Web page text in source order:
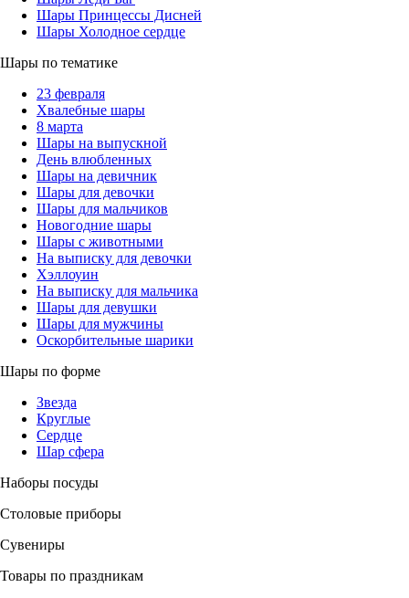
Шары Принцессы Дисней
Шары Холодное сердце
Шары по тематике
23 февраля
Хвалебные шары
8 марта
Шары на выпускной
День влюбленных
Шары на девичник
Шары для девочки
Шары для мальчиков
Новогодние шары
Шары с животными
На выписку для девочки
Хэллоуин
На выписку для мальчика
Шары для девушки
Шары для мужчины
Оскорбительные шарики
Шары по форме
Звезда
Круглые
Сердце
Шар сфера
Наборы посуды
Столовые приборы
Сувениры
Товары по праздникам